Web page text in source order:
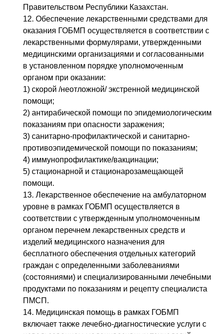
Правительством Республики Казахстан.
12. Обеспечение лекарственными средствами для
оказания ГОБМП осуществляется в соответствии с
лекарственными формулярами, утвержденными
медицинскими организациями и согласованными
в установленном порядке уполномоченным
органом при оказании:
1) скорой /неотложной/ экстренной медицинской
помощи;
2) антирабической помощи по эпидемиологическим
показаниям при опасности заражения;
3) санитарно-профилактической и санитарно-
противоэпидемической помощи по показаниям;
4) иммунопрофилактике/вакцинации;
5) стационарной и стационарозамещающей
помощи.
13. Лекарственное обеспечение на амбулаторном
уровне в рамках ГОБМП осуществляется в
соответствии с утвержденным уполномоченным
органом перечнем лекарственных средств и
изделий медицинского назначения для
бесплатного обеспечения отдельных категорий
граждан с определенными заболеваниями
(состояниями) и специализированными лечебными
продуктами по показаниям и рецепту специалиста
ПМСП.
14. Медицинская помощь в рамках ГОБМП
включает также лечебно-диагностические услуги с